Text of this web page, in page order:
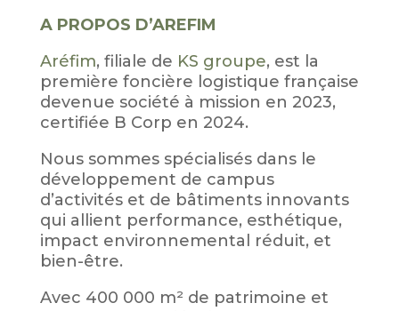
A PROPOS D’AREFIM
Aréfim, filiale de KS groupe, est la
première foncière logistique française
devenue société à mission en 2023,
certifiée B Corp en 2024.
Nous sommes spécialisés dans le
développement de campus
d’activités et de bâtiments innovants
qui allient performance, esthétique,
impact environnemental réduit, et
bien-être.
Avec 400 000 m² de patrimoine et